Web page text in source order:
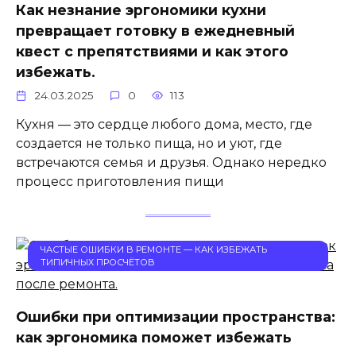
Как незнание эргономики кухни
превращает готовку в ежедневный
квест с препятствиями и как этого
избежать.
24.03.2025 0 113
Кухня — это сердце любого дома, место, где
создается не только пища, но и уют, где
встречаются семья и друзья. Однако нередко
процесс приготовления пищи
ЧАСТЫЕ ОШИБКИ В РЕМОНТЕ — КАК ИЗБЕЖАТЬ
ТИПИЧНЫХ ПРОСЧЁТОВ
Ошибки при оптимизации пространства:
как эргономика поможет избежать